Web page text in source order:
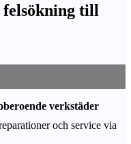
till
verkstäder
och service via